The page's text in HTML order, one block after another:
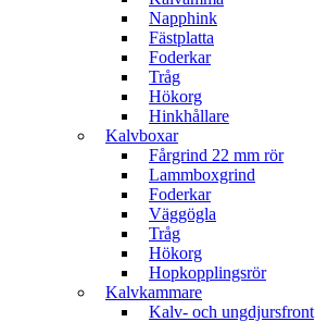
Napphink
Fästplatta
Foderkar
Tråg
Hökorg
Hinkhållare
Kalvboxar
Fårgrind 22 mm rör
Lammboxgrind
Foderkar
Väggögla
Tråg
Hökorg
Hopkopplingsrör
Kalvkammare
Kalv- och ungdjursfront